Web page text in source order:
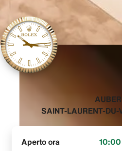
SAINT-LAURENT-
Aperto ora